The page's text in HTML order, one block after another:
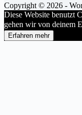
Copyright © 2026 -
Diese Website benutzt
gehen wir von deinem
Erfahren mehr